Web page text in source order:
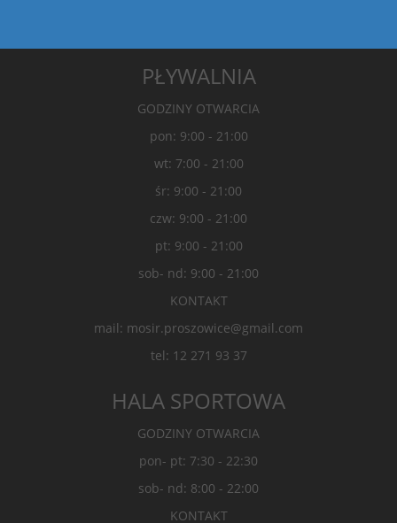
PŁYWALNIA
GODZINY OTWARCIA
pon: 9:00 - 21:00
wt: 7:00 - 21:00
śr: 9:00 - 21:00
czw: 9:00 - 21:00
pt: 9:00 - 21:00
sob- nd: 9:00 - 21:00
KONTAKT
mail: mosir.proszowice@gmail.com
tel: 12 271 93 37
HALA SPORTOWA
GODZINY OTWARCIA
pon- pt: 7:30 - 22:30
sob- nd: 8:00 - 22:00
KONTAKT